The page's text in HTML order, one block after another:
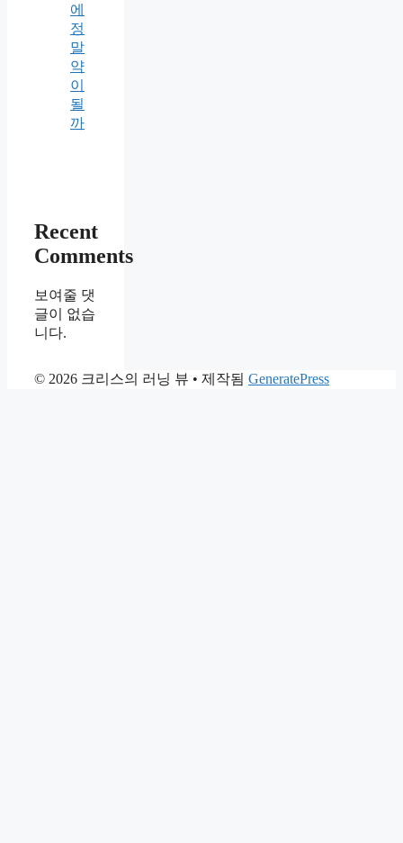
에
정
말
약
이
될
까
Recent
Comments
보여줄 댓
글이 없습
니다.
© 2026 크리스의 러닝 뷰 • 제작됨 GeneratePress